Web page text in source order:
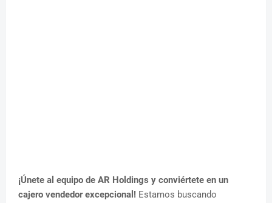
¡Únete al equipo de AR Holdings y conviértete en un
cajero vendedor excepcional! Estamos buscando